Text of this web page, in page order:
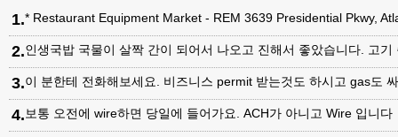
1.* Restaurant Equipment Market - REM 3639 Presidential Pkwy,
2.인생국밥 국물이 살짝 간이 되어서 나오고 진해서 좋았습니다. 고
3.이 분한테 전화해보세요. 비즈니스 permit 받는것도 하시고 gas도
4.보통 오전에 wire하면 당일에 들어가요. ACH가 아니고 Wire 입니다